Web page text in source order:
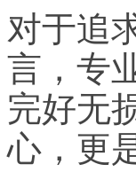
对于追
言，专
完好无
心，更